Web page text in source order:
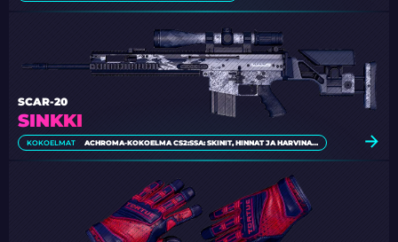
SINKKI
SCAR-20
KOKOELMAT ACHROMA-KOKOELMA CS2:SSA: SKINIT, HINNAT JA HARVINAISUUS